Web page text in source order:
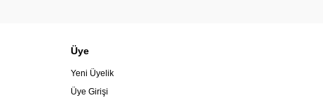
Üye
Yeni Üyelik
Üye Girişi